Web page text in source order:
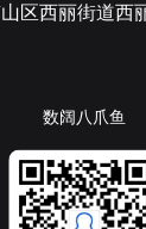
数阔八爪鱼
区西丽街道西